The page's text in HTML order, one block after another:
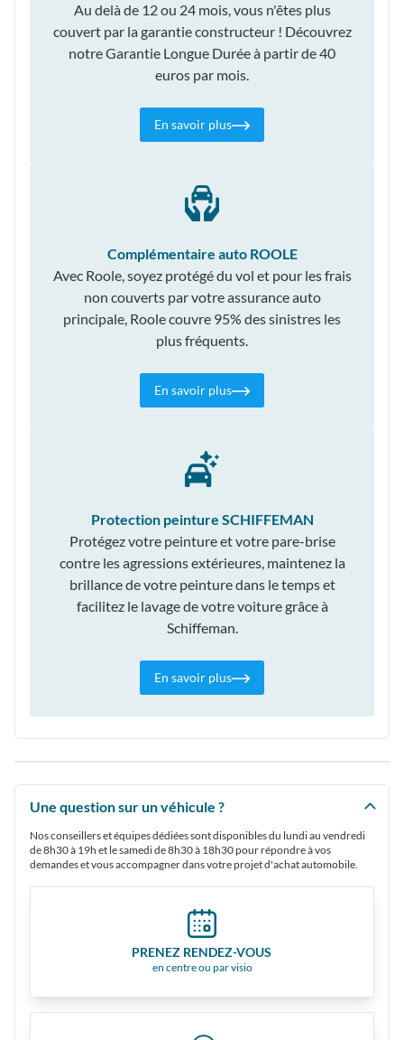
Au delà de 12 ou 24 mois, vous n'êtes plus
couvert par la garantie constructeur ! Découvrez
notre Garantie Longue Durée à partir de 40
euros par mois.
En savoir plus
Complémentaire auto ROOLE
Avec Roole, soyez protégé du vol et pour les frais
non couverts par votre assurance auto
principale, Roole couvre 95% des sinistres les
plus fréquents.
En savoir plus
Protection peinture SCHIFFEMAN
Protégez votre peinture et votre pare-brise
contre les agressions extérieures, maintenez la
brillance de votre peinture dans le temps et
facilitez le lavage de votre voiture grâce à
Schiffeman.
En savoir plus
Une question sur un véhicule ?
Nos conseillers et équipes dédiées sont disponibles du lundi au vendredi
de 8h30 à 19h et le samedi de 8h30 à 18h30 pour répondre à vos
demandes et vous accompagner dans votre projet d'achat automobile.
PRENEZ RENDEZ-VOUS
en centre ou par visio